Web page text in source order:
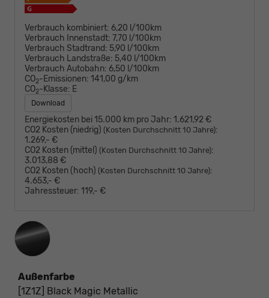
Verbrauch kombiniert: 6,20 l/100km
Verbrauch Innenstadt: 7,70 l/100km
Verbrauch Stadtrand: 5,90 l/100km
Verbrauch Landstraße: 5,40 l/100km
Verbrauch Autobahn: 6,50 l/100km
CO2-Emissionen: 141,00 g/km
CO2-Klasse: E
Download
Energiekosten bei 15.000 km pro Jahr: 1.621,92 €
CO2 Kosten (niedrig) (Kosten Durchschnitt 10 Jahre):
1.269,- €
CO2 Kosten (mittel) (Kosten Durchschnitt 10 Jahre):
3.013,88 €
CO2 Kosten (hoch) (Kosten Durchschnitt 10 Jahre):
4.653,- €
Jahressteuer: 119,- €
Außenfarbe
[1Z1Z] Black Magic Metallic